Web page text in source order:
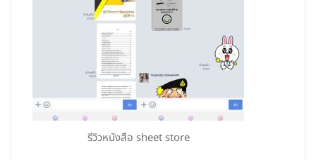
รีวิวหนังสือ sheet store